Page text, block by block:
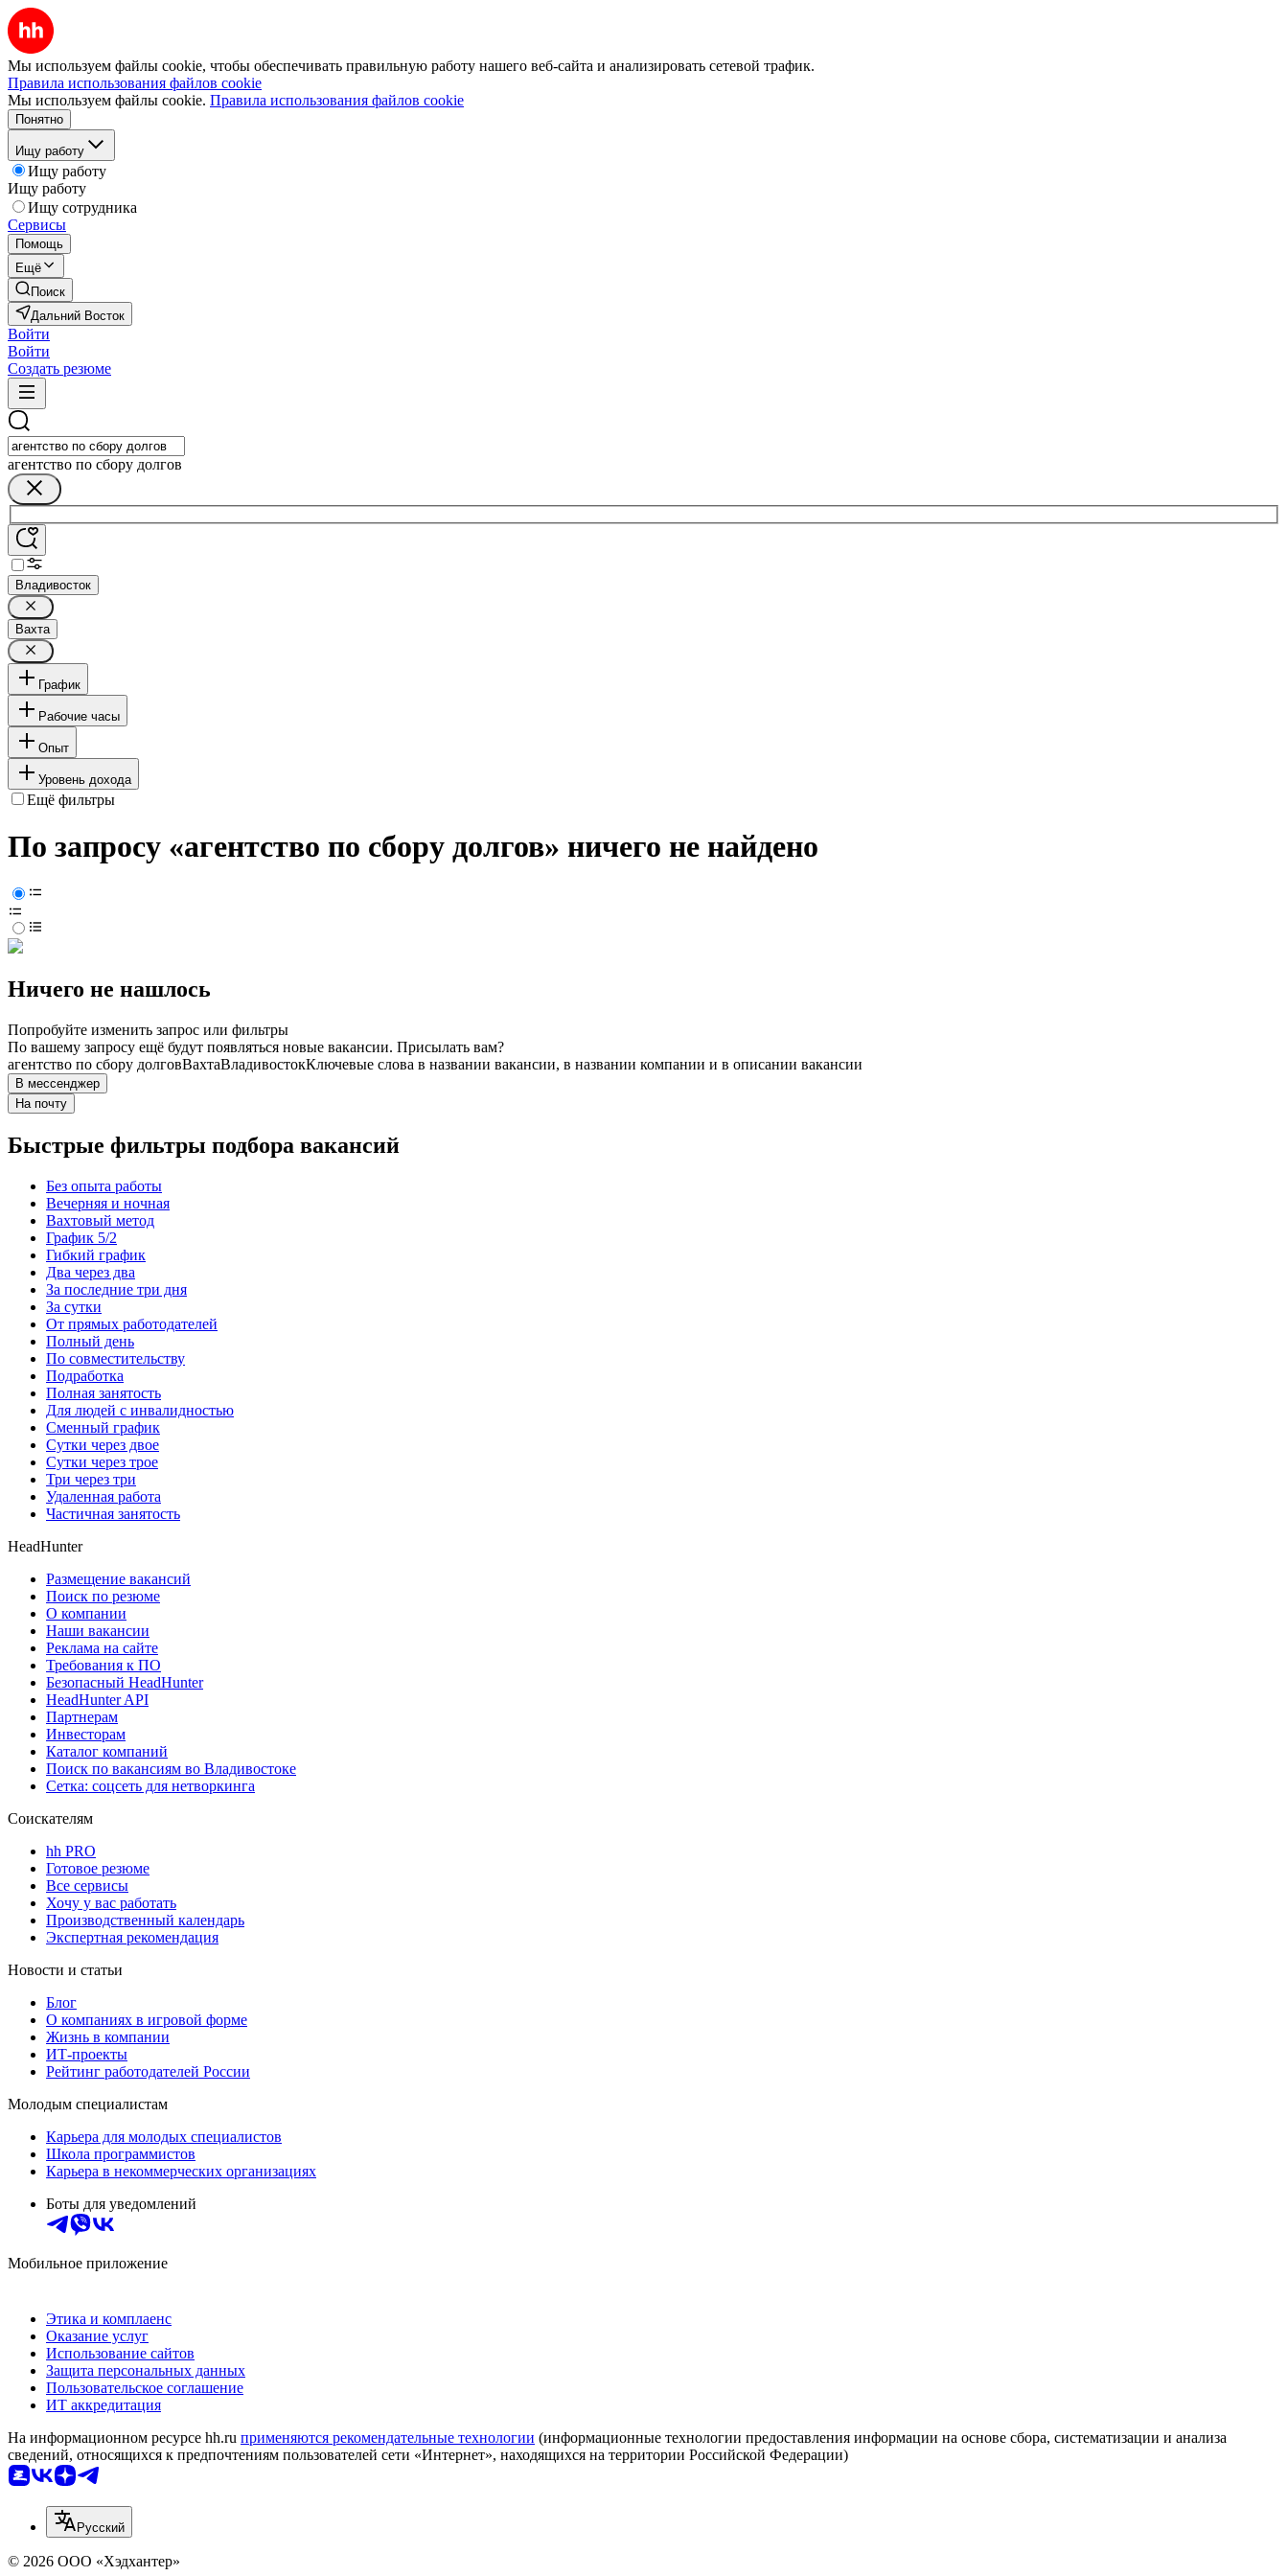
Мы используем файлы cookie, чтобы обеспечивать правильную работу нашего веб-сайта и анализировать сетевой трафик.
Правила использования файлов cookie
Мы используем файлы cookie. Правила использования файлов cookie
Понятно
Ищу работу
Ищу работу
Ищу работу
Ищу сотрудника
Сервисы
Помощь
Ещё
Поиск
Дальний Восток
Войти
Войти
Создать резюме
агентство по сбору долгов
Владивосток
Вахта
График
Рабочие часы
Опыт
Уровень дохода
Ещё фильтры
По запросу «агентство по сбору долгов» ничего не найдено
Ничего не нашлось
Попробуйте изменить запрос или фильтры
По вашему запросу ещё будут появляться новые вакансии. Присылать вам?
агентство по сбору долговВахтаВладивостокКлючевые слова в названии вакансии, в названии компании и в описании вакансии
В мессенджер
На почту
Быстрые фильтры подбора вакансий
Без опыта работы
Вечерняя и ночная
Вахтовый метод
График 5/2
Гибкий график
Два через два
За последние три дня
За сутки
От прямых работодателей
Полный день
По совместительству
Подработка
Полная занятость
Для людей с инвалидностью
Сменный график
Сутки через двое
Сутки через трое
Три через три
Удаленная работа
Частичная занятость
HeadHunter
Размещение вакансий
Поиск по резюме
О компании
Наши вакансии
Реклама на сайте
Требования к ПО
Безопасный HeadHunter
HeadHunter API
Партнерам
Инвесторам
Каталог компаний
Поиск по вакансиям во Владивостоке
Сетка: соцсеть для нетворкинга
Соискателям
hh PRO
Готовое резюме
Все сервисы
Хочу у вас работать
Производственный календарь
Экспертная рекомендация
Новости и статьи
Блог
О компаниях в игровой форме
Жизнь в компании
ИТ-проекты
Рейтинг работодателей России
Молодым специалистам
Карьера для молодых специалистов
Школа программистов
Карьера в некоммерческих организациях
Боты для уведомлений
Мобильное приложение
Этика и комплаенс
Оказание услуг
Использование сайтов
Защита персональных данных
Пользовательское соглашение
ИТ аккредитация
На информационном ресурсе hh.ru применяются рекомендательные технологии (информационные технологии предоставления информации на основе сбора, систематизации и анализа
сведений, относящихся к предпочтениям пользователей сети «Интернет», находящихся на территории Российской Федерации)
Русский
© 2026 ООО «Хэдхантер»